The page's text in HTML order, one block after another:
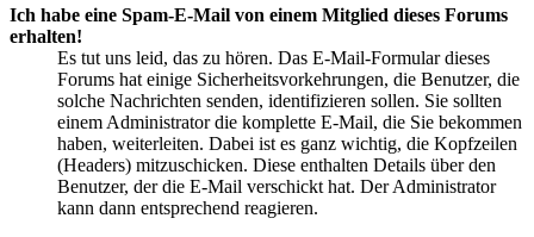
Ich habe eine Spam-E-Mail von einem Mitglied dieses Forums
erhalten!
Es tut uns leid, das zu hören. Das E-Mail-Formular dieses
Forums hat einige Sicherheitsvorkehrungen, die Benutzer, die
solche Nachrichten senden, identifizieren sollen. Sie sollten
einem Administrator die komplette E-Mail, die Sie bekommen
haben, weiterleiten. Dabei ist es ganz wichtig, die Kopfzeilen
(Headers) mitzuschicken. Diese enthalten Details über den
Benutzer, der die E-Mail verschickt hat. Der Administrator
kann dann entsprechend reagieren.